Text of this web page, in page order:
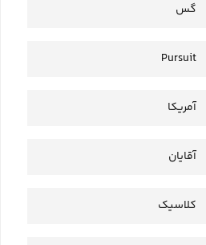
گس
Pursuit
آمریکا
آقایان
کلاسیک